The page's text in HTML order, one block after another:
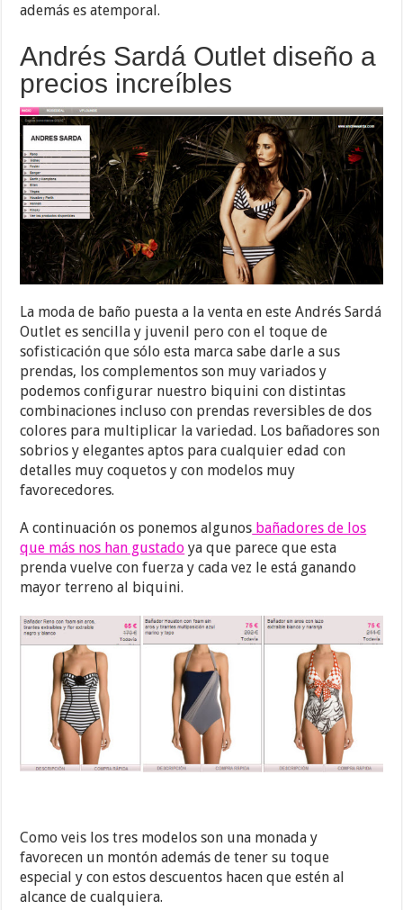
además es atemporal.
Andrés Sardá Outlet diseño a
precios increíbles
La moda de baño puesta a la venta en este Andrés Sardá
Outlet es sencilla y juvenil pero con el toque de
sofisticación que sólo esta marca sabe darle a sus
prendas, los complementos son muy variados y
podemos configurar nuestro biquini con distintas
combinaciones incluso con prendas reversibles de dos
colores para multiplicar la variedad. Los bañadores son
sobrios y elegantes aptos para cualquier edad con
detalles muy coquetos y con modelos muy
favorecedores.
A continuación os ponemos algunos bañadores de los
que más nos han gustado ya que parece que esta
prenda vuelve con fuerza y cada vez le está ganando
mayor terreno al biquini.
Como veis los tres modelos son una monada y
favorecen un montón además de tener su toque
especial y con estos descuentos hacen que estén al
alcance de cualquiera.